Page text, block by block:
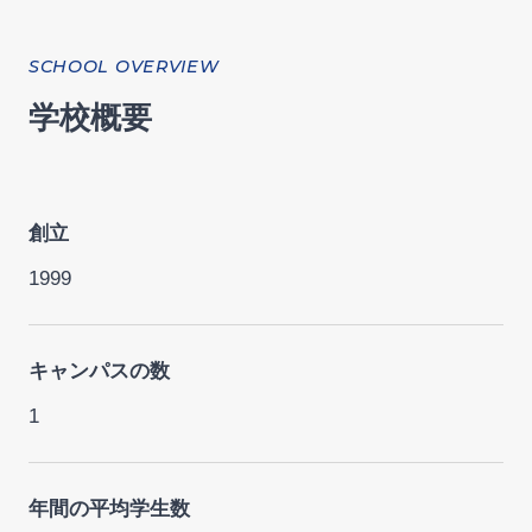
SCHOOL OVERVIEW
学校概要
創立
1999
キャンパスの数
1
年間の平均学生数